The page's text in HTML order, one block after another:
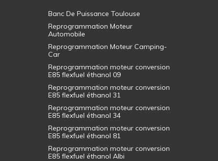
Banc De Puissance Toulouse
Reprogrammation Moteur
Automobile
Reprogrammation Moteur Camping-
Car
Reprogrammation moteur conversion
E85 flexfuel éthanol 09
Reprogrammation moteur conversion
E85 flexfuel éthanol 31
Reprogrammation moteur conversion
E85 flexfuel éthanol 34
Reprogrammation moteur conversion
E85 flexfuel éthanol 81
Reprogrammation moteur conversion
E85 flexfuel éthanol Albi